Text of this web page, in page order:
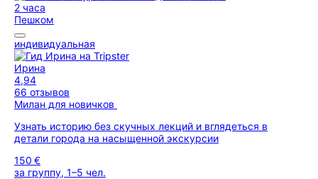
2 часа
Пешком
индивидуальная
Ирина
4,94
66 отзывов
Милан для новичков
Узнать историю без скучных лекций и вглядеться в
детали города на насыщенной экскурсии
150 €
за группу, 1–5 чел.